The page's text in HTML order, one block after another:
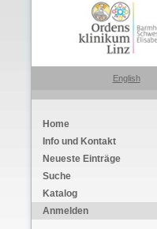
English
Home
Info und Kontakt
Neueste Einträge
Suche
Katalog
Anmelden